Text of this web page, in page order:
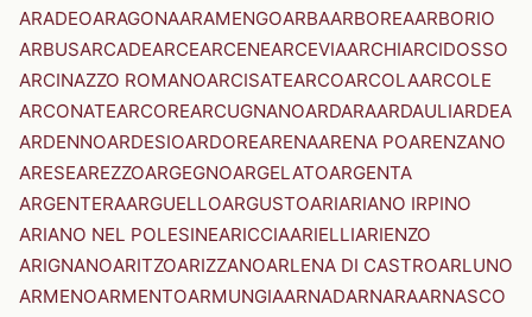
ARADEOARAGONAARAMENGOARBAARBOREAARBORIO
ARBUSARCADEARCEARCENEARCEVIAARCHIARCIDOSSO
ARCINAZZO ROMANOARCISATEARCOARCOLAARCOLE
ARCONATEARCOREARCUGNANOARDARAARDAULIARDEA
ARDENNOARDESIOARDOREARENAARENA POARENZANO
ARESEAREZZOARGEGNOARGELATOARGENTA
ARGENTERAARGUELLOARGUSTOARIARIANO IRPINO
ARIANO NEL POLESINEARICCIAARIELLIARIENZO
ARIGNANOARITZOARIZZANOARLENA DI CASTROARLUNO
ARMENOARMENTOARMUNGIAARNADARNARAARNASCO